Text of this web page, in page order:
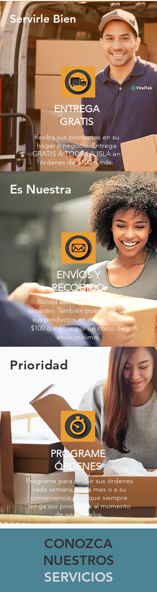
Servirle Bien
ENTREGA
GRATIS
Reciba sus productos en su
hogar o negocio. Entrega
GRATIS A TODA LA ISLA en
órdenes de $100 o más.
Es Nuestra
ENVÍOS Y
RECOGIDO
Recoja además en nuestro
almacén. También puede recibir
sus productos en órdenes de
$100 o menos por un costo de
envío mínimo.
Prioridad
PROGRAME
ÓRDENES
Programe para recibir sus órdenes
cada semana, cada mes o a su
conveniencia para que siempre
tenga sus productos al momento
de necesitarlos.
CONOZCA
NUESTROS
SERVICIOS